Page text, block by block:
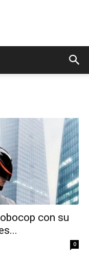
con su
0